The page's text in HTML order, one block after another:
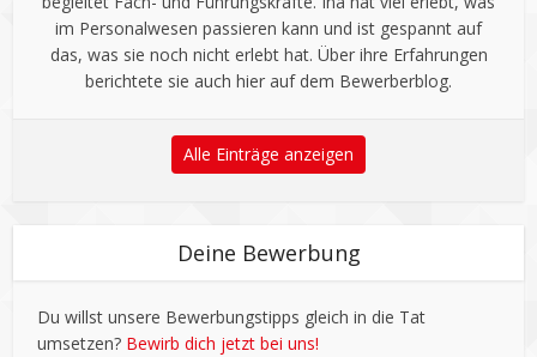
im Personalwesen passieren kann und ist gespannt auf
das, was sie noch nicht erlebt hat. Über ihre Erfahrungen
berichtete sie auch hier auf dem Bewerberblog.
Alle Einträge anzeigen
Deine Bewerbung
Du willst unsere Bewerbungstipps gleich in die Tat
umsetzen? Bewirb dich jetzt bei uns!